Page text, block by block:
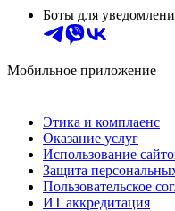
Боты для
Мобильное приложение
Этика и комплаенс
Оказание услуг
Использование
Защита
Пользовательское
ИТ аккредитация